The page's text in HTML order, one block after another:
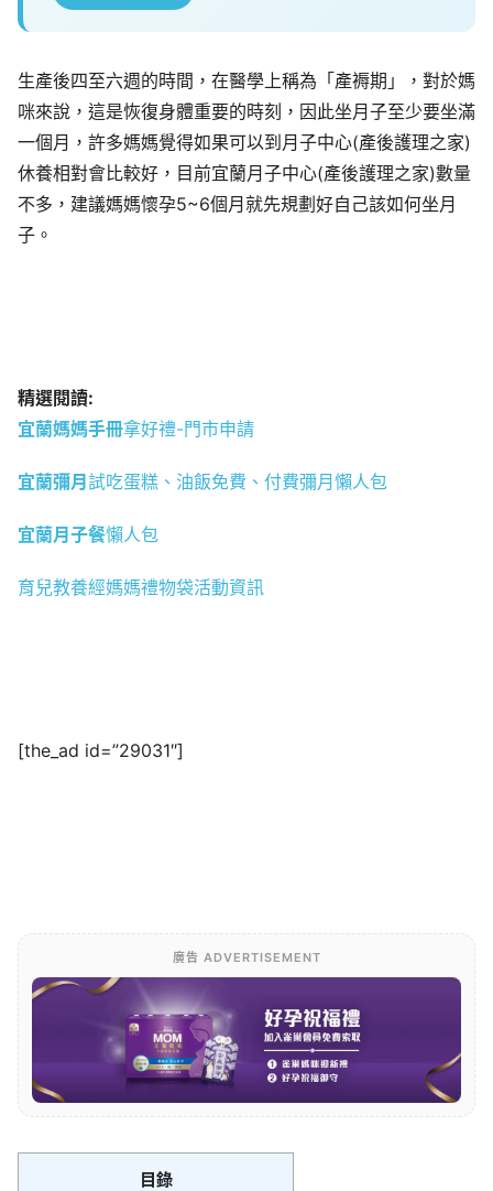
生產後四至六週的時間，在醫學上稱為「產褥期」，對於媽
咪來說，這是恢復身體重要的時刻，因此坐月子至少要坐滿
一個月，許多媽媽覺得如果可以到月子中心(產後護理之家)
休養相對會比較好，目前宜蘭月子中心(產後護理之家)數量
不多，建議媽媽懷孕5~6個月就先規劃好自己該如何坐月
子。
精選閱讀:
宜蘭媽媽手冊拿好禮-門市申請
宜蘭彌月試吃蛋糕、油飯免費、付費彌月懶人包
宜蘭月子餐懶人包
育兒教養經媽媽禮物袋活動資訊
[the_ad id=”29031″]
廣告 ADVERTISEMENT
目錄